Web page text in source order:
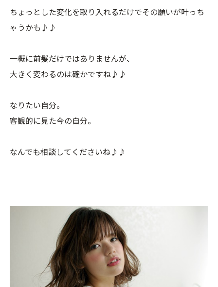
ちょっとした変化を取り入れるだけでその願いが叶っち
ゃうかも♪♪
一概に前髪だけではありませんが、
大きく変わるのは確かですね♪♪
なりたい自分。
客観的に見た今の自分。
なんでも相談してくださいね♪♪